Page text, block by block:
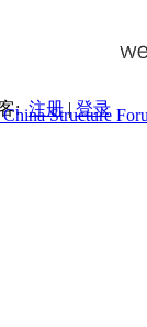
:注册|登录
Structure